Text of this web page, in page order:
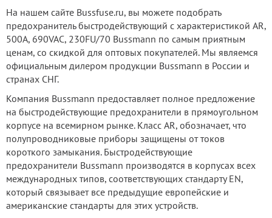
На нашем сайте Bussfuse.ru, вы можете подобрать
предохранитель быстродействующий с характеристикой AR,
500А, 690VAC, 230FU/70 Bussmann по самым приятным
ценам, со скидкой для оптовых покупателей. Мы являемся
официальным дилером продукции Bussmann в России и
странах СНГ.
Компания Bussmann предоставляет полное предложение
на быстродействующие предохранители в прямоугольном
корпусе на всемирном рынке. Класс AR, обозначает, что
полупроводниковые приборы защищены от токов
короткого замыкания. Быстродействующие
предохранители Bussmann производятся в корпусах всех
международных типов, соответствующих стандарту EN,
который связывает все предыдущие европейские и
американские стандарты для этих устройств.